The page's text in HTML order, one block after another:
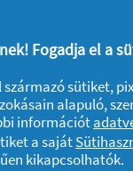
Fogadja el a
sütiket,
alapuló,
információt
a saját
kikapcsolhatók.